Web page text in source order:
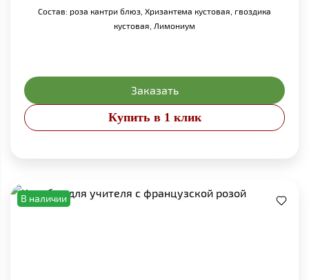
Состав: роза кантри блюз, Хризантема кустовая, гвоздика
кустовая, Лимониум
Заказать
Купить в 1 клик
В наличии